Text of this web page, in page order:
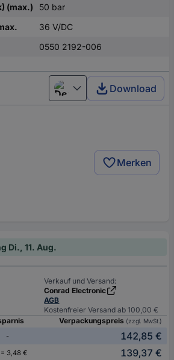
(max.)
50 bar
36 V/DC
0550 2192-006
Deutsch (Deutschland)
Download
Merken
Di., 11. Aug.
Verkauf und Versand:
Conrad Electronic
AGB
Kostenfreier Versand ab 100,00 €
Verpackungspreis (zzgl. MwSt.)
-
142,85 €
3,48 €
139,37 €